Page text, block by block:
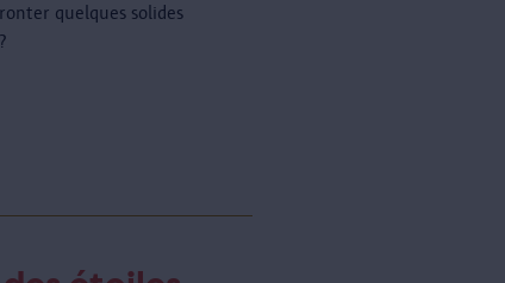
quelques solides